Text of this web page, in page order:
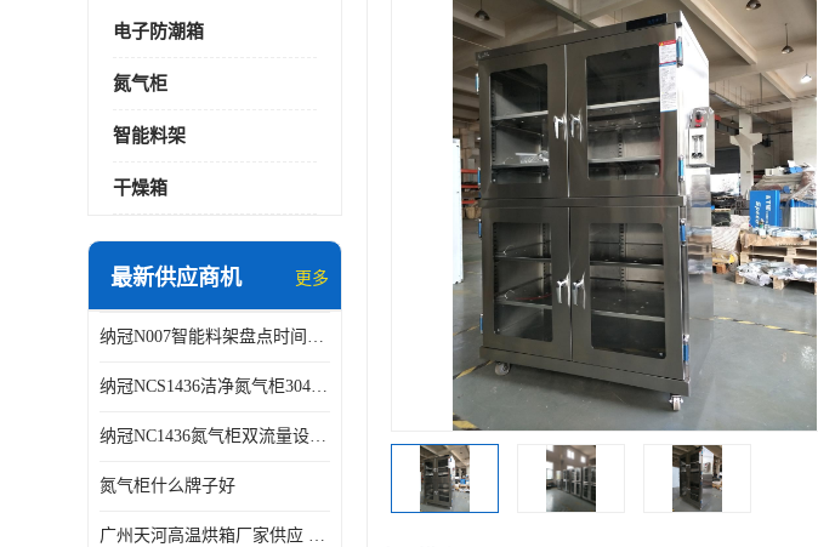
电子防潮箱
氮气柜
智能料架
干燥箱
最新供应商机 更多
纳冠N007智能料架盘点时间可从2天减少到约2个小时
纳冠NCS1436洁净氮气柜304不锈钢洁净车间用
纳冠NC1436氮气柜双流量设计节约氮气
氮气柜什么牌子好
广州天河高温烘箱厂家供应 智能高温烘箱非标定制价格